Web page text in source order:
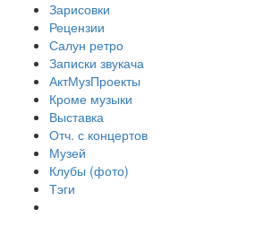
Зарисовки
Рецензии
Салун ретро
Записки звукача
АктМузПроекты
Кроме музыки
Выставка
Отч. с концертов
Музей
Клубы (фото)
Тэги